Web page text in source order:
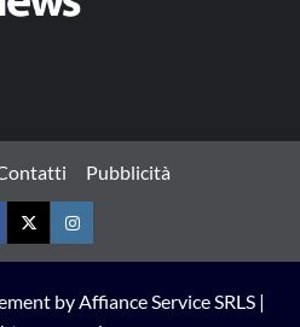
Pubblicità
TwitterInstagram
by Affiance Service SRLS |